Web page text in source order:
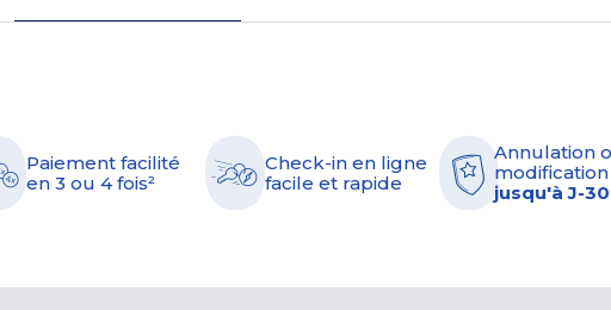
Paiement facilité
en 3 ou 4 fois²
Check-in en ligne
facile et rapide
Annulation
jusqu'à J-